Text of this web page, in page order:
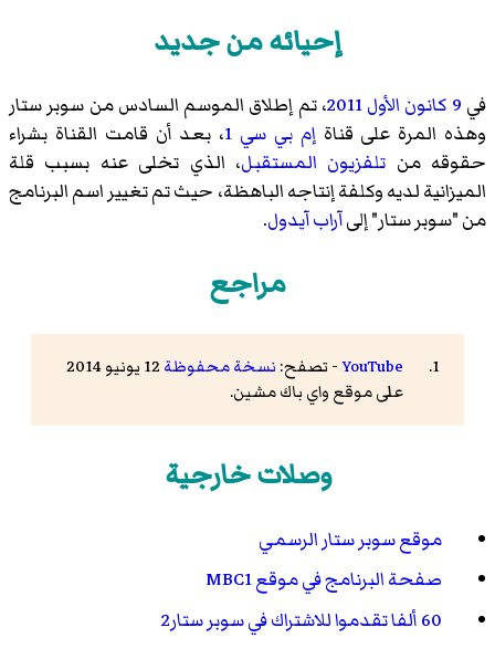
إحيائه من جديد
في 9 كانون الأول 2011، تم إطلاق الموسم السادس من سوبر ستار
وهذه المرة على قناةإم بي سي 1
، بعد أن قامت القناة بشراء
حقوقه من تلفزيون المستقبل، الذي تخلى عنه بسبب قلة
الميزانية لديه وكلفة إنتاجه الباهظة، حيث تم تغيير اسم البرنامج
من "سوبر ستار" إلىآراب آيدول.
مراجع
YouTube- تصفح: نسخة محفوظة
12 يونيو 2014
على موقع واي باك مشين.
وصلات خارجية
موقع سوبر ستار الرسمي
صفحة البرنامج في موقع MBC1
60 ألفا تقدموا للاشتراك في سوبر ستار2